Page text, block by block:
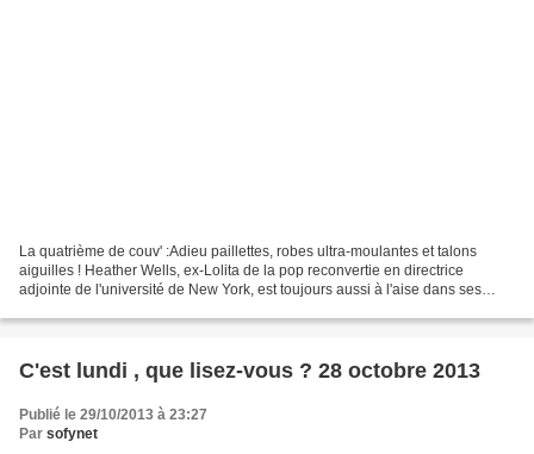
La quatrième de couv' :Adieu paillettes, robes ultra-moulantes et talons
aiguilles ! Heather Wells, ex-Lolita de la pop reconvertie en directrice
adjointe de l'université de New York, est toujours aussi à l'aise dans ses
C'est lundi , que lisez-vous ? 28 octobre 2013
Publié le 29/10/2013 à 23:27
Par sofynet